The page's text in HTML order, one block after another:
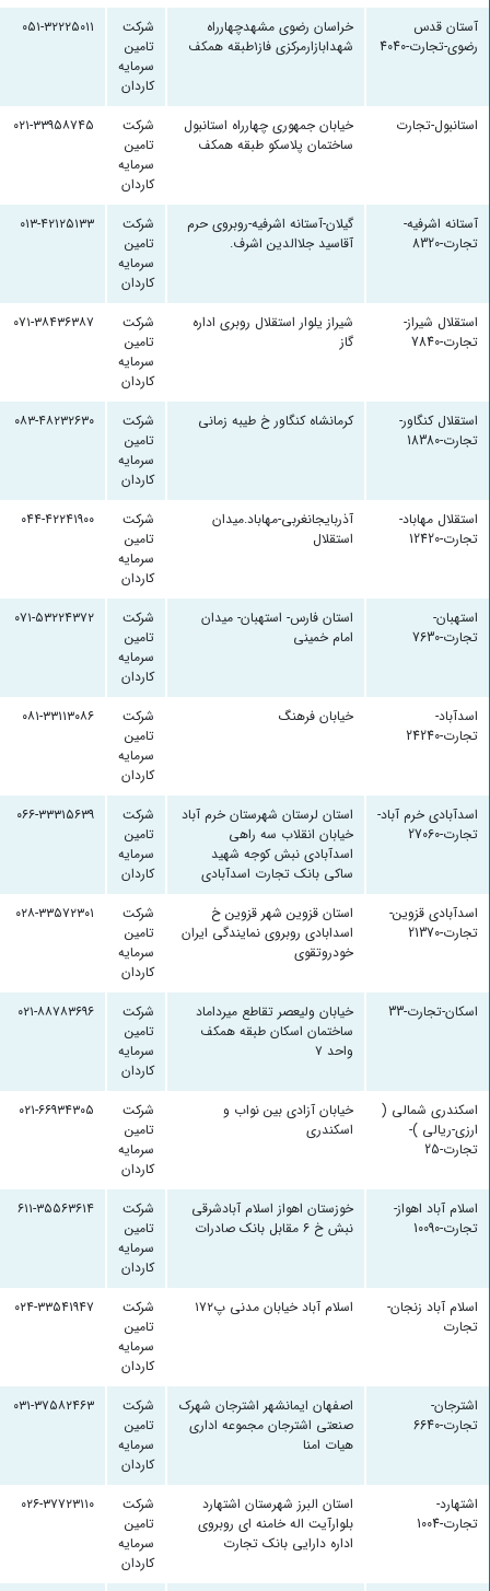
آستان قدس
رضوی-تجارت-4040
خراسان رضوی مشهدچهارراه
شهدابازارمرکزی فاز۱طبقه همکف
شرکت
تامین
سرمایه
کاردان
۰۵۱-۳۲۲۲۵۰۱۱
استانبول-تجارت
خیابان جمهوری چهارراه استانبول
ساختمان پلاسکو طبقه همکف
شرکت
تامین
سرمایه
کاردان
۰۲۱-۳۳۹۵۸۷۴۵
آستانه اشرفیه-
تجارت-8320
گیلان-آستانه اشرفیه-روبروی حرم
آقاسید جلاالدین اشرف.
شرکت
تامین
سرمایه
کاردان
۰۱۳-۴۲۱۲۵۱۳۳
استقلال شیراز-
تجارت-7840
شیراز یلوار استقلال روبری اداره
گاز
شرکت
تامین
سرمایه
کاردان
۰۷۱-۳۸۴۳۶۳۸۷
استقلال کنگاور-
تجارت-18380
کرمانشاه کنگاور خ طیبه زمانی
شرکت
تامین
سرمایه
کاردان
۰۸۳-۴۸۲۳۲۶۳۰
استقلال مهاباد-
تجارت-12420
آذربایجانغربی-مهاباد.میدان
استقلال
شرکت
تامین
سرمایه
کاردان
۰۴۴-۴۲۲۴۱۹۰۰
استهبان-
تجارت-7630
استان فارس- استهبان- میدان
امام خمینی
شرکت
تامین
سرمایه
کاردان
۰۷۱-۵۳۲۲۴۳۷۲
اسدآباد-
تجارت-24240
خیابان فرهنگ
شرکت
تامین
سرمایه
کاردان
۰۸۱-۳۳۱۱۳۰۸۶
اسدآبادی خرم آباد-
تجارت-27060
استان لرستان شهرستان خرم آباد
خیابان انقلاب سه راهی
اسدآبادی نبش کوجه شهید
ساکی بانک تجارت اسدآبادی
شرکت
تامین
سرمایه
کاردان
۰۶۶-۳۳۳۱۵۶۳۹
اسدآبادی قزوین-
تجارت-21370
استان قزوین شهر قزوین خ
اسدابادی روبروی نمایندگی ایران
خودروتقوی
شرکت
تامین
سرمایه
کاردان
۰۲۸-۳۳۵۷۲۳۰۱
اسکان-تجارت-33
خیابان ولیعصر تقاطع میرداماد
ساختمان اسکان طبقه همکف
واحد ۷
شرکت
تامین
سرمایه
کاردان
۰۲۱-۸۸۷۸۳۶۹۶
اسکندری شمالی (
ارزی-ریالی )-
تجارت-25
خیابان آزادی بین نواب و
اسکندری
شرکت
تامین
سرمایه
کاردان
۰۲۱-۶۶۹۳۴۳۰۵
اسلام آباد اهواز-
تجارت-10090
خوزستان اهواز اسلام آبادشرقی
نبش خ ۶ مقابل بانک صادرات
شرکت
تامین
سرمایه
کاردان
۶۱۱-۳۵۵۶۳۶۱۴
اسلام آباد زنجان-
تجارت
اسلام آباد خیابان مدنی پ۱۷۲
شرکت
تامین
سرمایه
کاردان
۰۲۴-۳۳۵۴۱۹۴۷
اشترجان-
تجارت-6640
اصفهان ایمانشهر اشترجان شهرک
صنعتی اشترجان مجموعه اداری
هیات امنا
شرکت
تامین
سرمایه
کاردان
۰۳۱-۳۷۵۸۲۴۶۳
اشتهارد-
تجارت-1004
استان البرز شهرستان اشتهارد
بلوارآیت اله خامنه ای روبرو‌ی
اداره دارایی بانک تجارت
شرکت
تامین
سرمایه
کاردان
۰۲۶-۳۷۷۲۳۱۱۰